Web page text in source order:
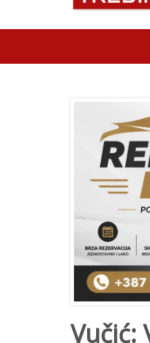
Vučić: